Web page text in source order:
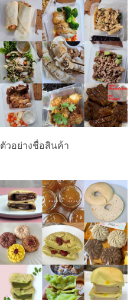
ตัวอย่างชื่อสินค้า